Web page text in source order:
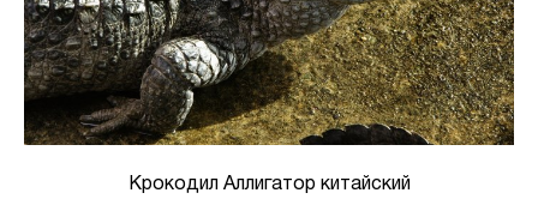
Крокодил Аллигатор китайский